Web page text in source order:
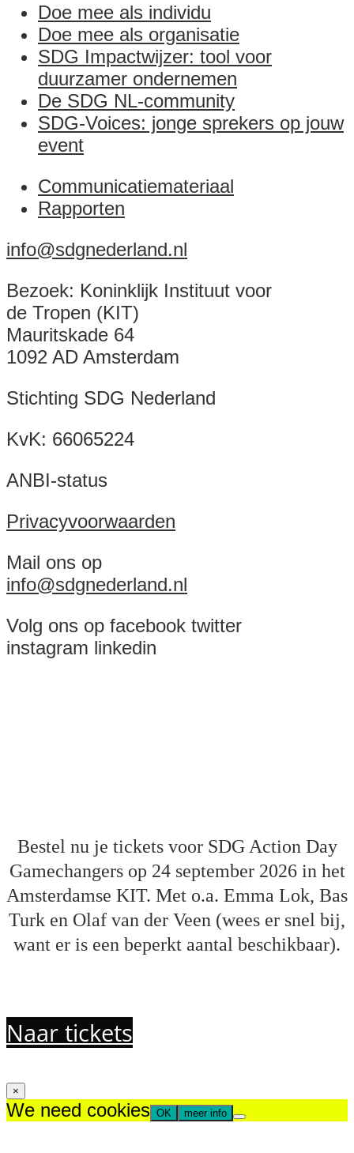
Doe mee als individu
Doe mee als organisatie
SDG Impactwijzer: tool voor
duurzamer ondernemen
De SDG NL-community
SDG-Voices: jonge sprekers op jouw
event
Communicatiemateriaal
Rapporten
info@sdgnederland.nl
Bezoek: Koninklijk Instituut voor
de Tropen (KIT)
Mauritskade 64
1092 AD Amsterdam
Stichting SDG Nederland
KvK: 66065224
ANBI-status
Privacyvoorwaarden
Mail ons op
info@sdgnederland.nl
Volg ons op facebook twitter
instagram linkedin
Bestel nu je tickets voor SDG Action Day
Gamechangers op 24 september 2026 in het
Amsterdamse KIT. Met o.a. Emma Lok, Bas
Turk en Olaf van der Veen (wees er snel bij,
want er is een beperkt aantal beschikbaar).
Naar tickets
×
We need cookies OK meer info